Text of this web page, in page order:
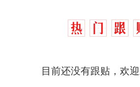
目前还没有跟贴，欢